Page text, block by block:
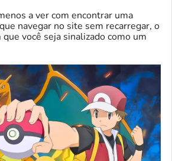
a ver com encontrar uma
navegar no site sem recarregar, o
você seja sinalizado como um